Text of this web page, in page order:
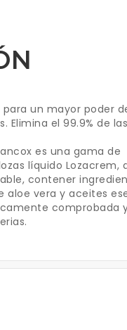
un mayor poder
Elimina el 99.9% de las
es una gama de
líquido Lozacrem,
contener
vera y aceites
comprobada